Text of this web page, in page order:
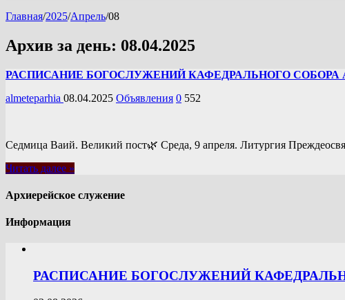
Главная/2025/Апрель/08
Архив за день: 08.04.2025
РАСПИСАНИЕ БОГОСЛУЖЕНИЙ КАФЕДРАЛЬНОГО СОБОРА
almeteparhia 08.04.2025 Объявления 0 552
Седмица Ваий. Великий пост🌿 Среда, 9 апреля. Литургия
Читать далее »
Архиерейское служение
Информация
РАСПИСАНИЕ БОГОСЛУЖЕНИЙ